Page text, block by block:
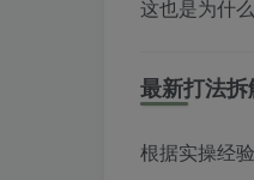
这也是为什
最新打法拆
根据实操经